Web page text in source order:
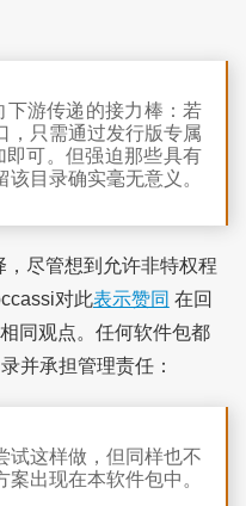
下游传递的接力棒：若
，只需通过发行版专属
即可。但强迫那些具有
目录确实毫无意义。
尽管想到允许非特权程
对此表示赞同 在回
同观点。任何软件包都
并承担管理责任：
试这样做，但同样也不
出现在本软件包中。